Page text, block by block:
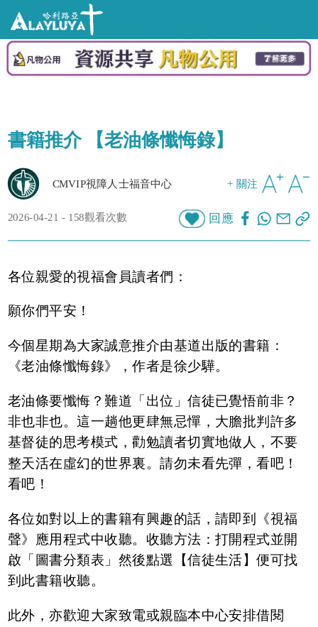
書籍推介 【老油條懺悔錄】
+ 關注
CMVIP視障人士福音中心
2026-04-21 - 158觀看次數 回應
各位親愛的視福會員讀者們：
願你們平安！
今個星期為大家誠意推介由基道出版的書籍：
《老油條懺悔錄》，作者是徐少驊。
老油條要懺悔？難道「出位」信徒已覺悟前非？
非也非也。這一趟他更肆無忌憚，大膽批判許多
基督徒的思考模式，勸勉讀者切實地做人，不要
整天活在虛幻的世界裏。請勿未看先彈，看吧！
看吧！
各位如對以上的書籍有興趣的話，請即到《視福
聲》應用程式中收聽。收聽方法：打開程式並開
啟「圖書分類表」然後點選【信徒生活】便可找
到此書籍收聽。
此外，亦歡迎大家致電或親臨本中心安排借閱